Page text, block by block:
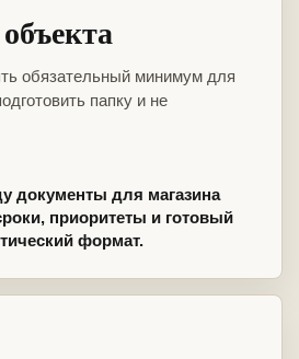
обязательный минимум для
папку и не
документы для магазина
приоритеты и готовый
формат.